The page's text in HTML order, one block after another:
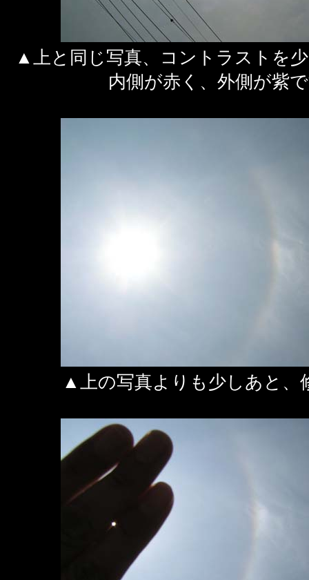
▲上と同じ写真、コントラストを
内側が赤く、外側が紫
▲上の写真よりも少しあと、